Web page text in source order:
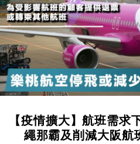
16:05
財經｜日經失守6.5萬
15:47
財經｜恒隆10月換帥
粦接任
15:11
財經｜韓股反覆波動收
13:44
財經｜內地7月美元計
12:44
財經｜日本春季三度入
日圓干預創新高
【疫情擴大】航班需求
繩那霸及削減大阪航